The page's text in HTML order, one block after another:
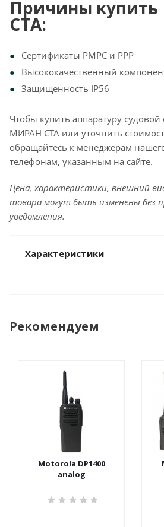
Причины
СТА:
Сертификаты РМРС и РРР
Высококачественный
Защищенность IP56
Чтобы купить аппаратуру
МИРАН СТА или уточнить
обращайтесь к менеджерам
телефонам, указанным на сайте.
Цена, характеристики, внешний
товара могут быть изменены без
уведомления.
Характеристики
Рекомендуем
Motorola DP1400
analog